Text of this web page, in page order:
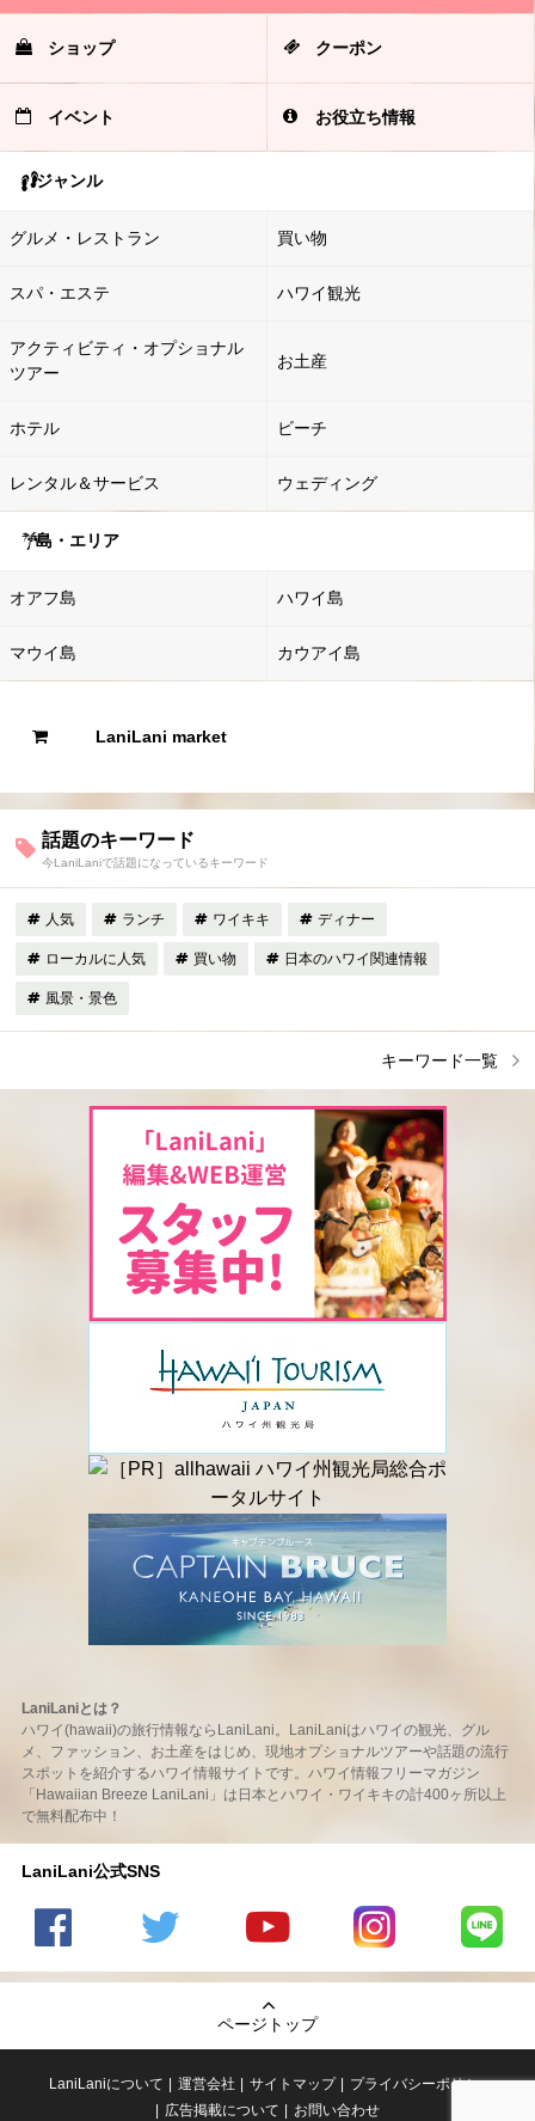
ショップ クーポン
イベント お役立ち情報
ジャンル
グルメ・レストラン 買い物
スパ・エステ ハワイ観光
アクティビティ・オプショナル
ツアー
お土産
ホテル ビーチ
レンタル＆サービス ウェディング
島・エリア
オアフ島 ハワイ島
マウイ島 カウアイ島
LaniLani market
話題のキーワード
今LaniLaniで話題になっているキーワード
人気 ランチ ワイキキ ディナー
ローカルに人気 買い物 日本のハワイ関連情報
風景・景色
キーワード一覧
LaniLaniとは？
ハワイ(hawaii)の旅行情報ならLaniLani。LaniLaniはハワイの観光、グル
メ、ファッション、お土産をはじめ、現地オプショナルツアーや話題の流行
スポットを紹介するハワイ情報サイトです。ハワイ情報フリーマガジン
「Hawaiian Breeze LaniLani」は日本とハワイ・ワイキキの計400ヶ所以上
で無料配布中！
LaniLani公式SNS
の
のtwitter
の
Youtube
チャンネ
LaniLani
LaniLani
ページトップ
LaniLaniについて 運営会社 サイトマップ
プライバシーポリシー
広告掲載について
お問い合わせ